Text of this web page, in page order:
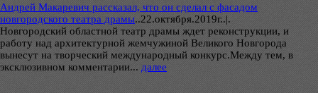
Андрей Макаревич рассказал, что он сделал с фасадом
новгородского театра драмы..22.октября.2019г..|.
Новгородский областной театр драмы ждет реконструкции, и
работу над архитектурной жемчужиной Великого Новгорода
вынесут на творческий международный конкурс.Между тем, в
эксклюзивном комментарии... далее